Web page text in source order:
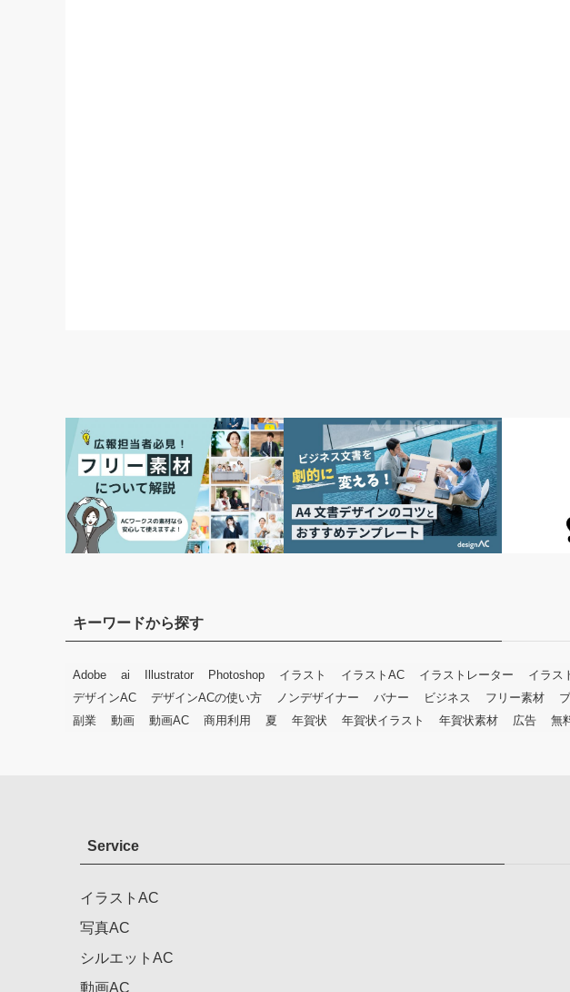
キーワードから探す
Adobe ai Illustrator Photoshop イラスト イラストAC イラストレーター イラス
デザインAC
デザインACの使い方 ノンデザイナー バナー ビジネス フリー素材
副業
動画 動画AC 商用利用 夏 年賀状 年賀状イラスト 年賀状素材 広告 無
Service
イラストAC
写真AC
シルエットAC
動画AC